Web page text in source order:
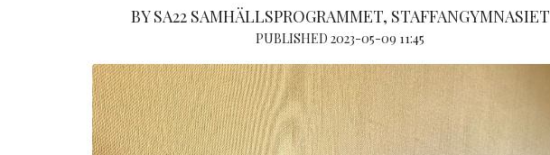
BY SA22 SAMHÄLLSPROGRAMMET, STAFFANGYMNASIET
PUBLISHED 2023-05-09 11:45